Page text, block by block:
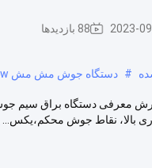
2023- 88 بازدیدها
# دستگاه جوش مش مش 4kw
بالا، نقاط جوش محکم،یکس...